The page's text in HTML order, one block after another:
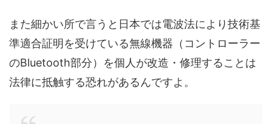
また細かい所で言うと日本では電波法により技術基
準適合証明を受けている無線機器（コントローラー
のBluetooth部分）を個人が改造・修理することは
法律に抵触する恐れがあるんですよ。